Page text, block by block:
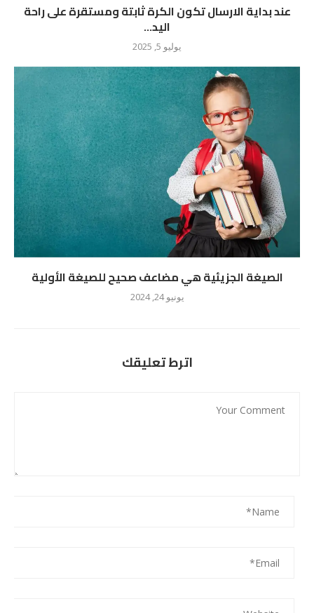
عند بداية الارسال تكون الكرة ثابتة ومستقرة على راحة
اليد...
يوليو 5, 2025
الصيغة الجزيئية هي مضاعف صحيح للصيغة الأولية
يونيو 24, 2024
اترط تعليقك